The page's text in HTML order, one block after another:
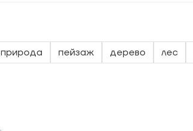
природа пейзаж дерево лес